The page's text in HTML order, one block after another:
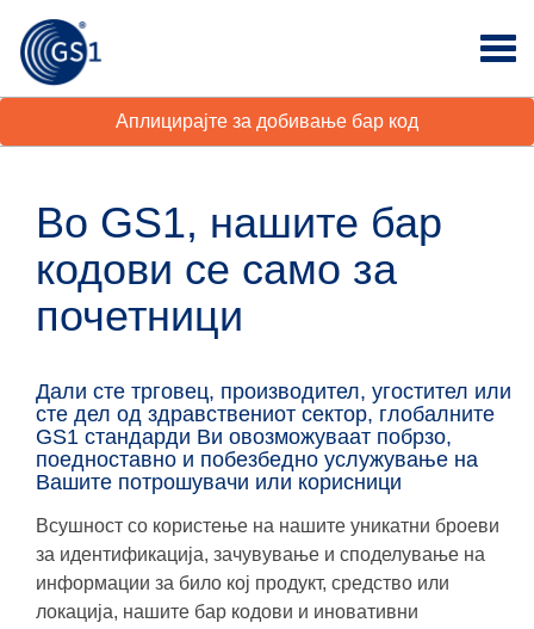
Аплицирајте за добивање бар код
Во GS1, нашите бар
кодови се само за
почетници
Дали сте трговец, производител, угостител или
сте дел од здравствениот сектор, глобалните
GS1 стандарди Ви овозможуваат побрзо,
поедноставно и побезбедно услужување на
Вашите потрошувачи или корисници
Всушност со користење на нашите уникатни броеви
за идентификација, зачувување и споделување на
информации за било кој продукт, средство или
локација, нашите бар кодови и иновативни